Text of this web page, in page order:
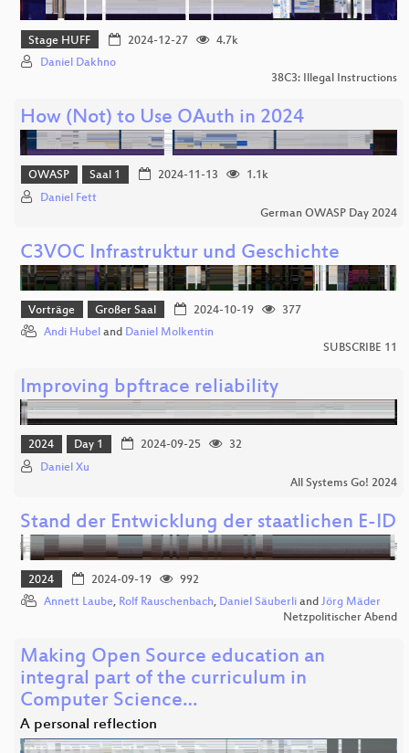
Stage HUFF 2024-12-27
4.7k
Daniel Dakhno
38C3: Illegal Instructions
How (Not) to Use OAuth in 2024
OWASP Saal 1 2024-11-13
1.1k
Daniel Fett
German OWASP Day 2024
C3VOC Infrastruktur und Geschichte
Vorträge Großer Saal 2024-10-19
377
Andi Hubel and Daniel Molkentin
SUBSCRIBE 11
Improving bpftrace reliability
2024 Day 1 2024-09-25
32
Daniel Xu
All Systems Go! 2024
Stand der Entwicklung der staatlichen E-ID
2024 2024-09-19
992
Annett Laube, Rolf Rauschenbach, Daniel Säuberli and Jörg Mäder
Netzpolitischer Abend
Making Open Source education an
integral part of the curriculum in
Computer Science…
A personal reflection